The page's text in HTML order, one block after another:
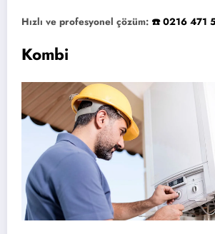
Hızlı ve profesyonel çözüm: ☎️ 0216 471
Kombi